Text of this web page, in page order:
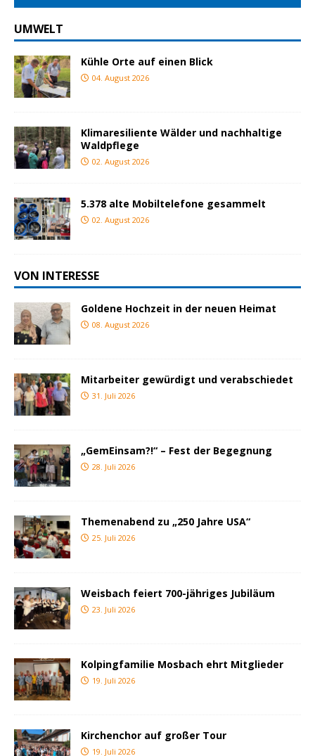
UMWELT
Kühle Orte auf einen Blick
04. August 2026
Klimaresiliente Wälder und nachhaltige
Waldpflege
02. August 2026
5.378 alte Mobiltelefone gesammelt
02. August 2026
VON INTERESSE
Goldene Hochzeit in der neuen Heimat
08. August 2026
Mitarbeiter gewürdigt und verabschiedet
31. Juli 2026
„GemEinsam?!“ – Fest der Begegnung
28. Juli 2026
Themenabend zu „250 Jahre USA“
25. Juli 2026
Weisbach feiert 700-jähriges Jubiläum
23. Juli 2026
Kolpingfamilie Mosbach ehrt Mitglieder
19. Juli 2026
Kirchenchor auf großer Tour
19. Juli 2026